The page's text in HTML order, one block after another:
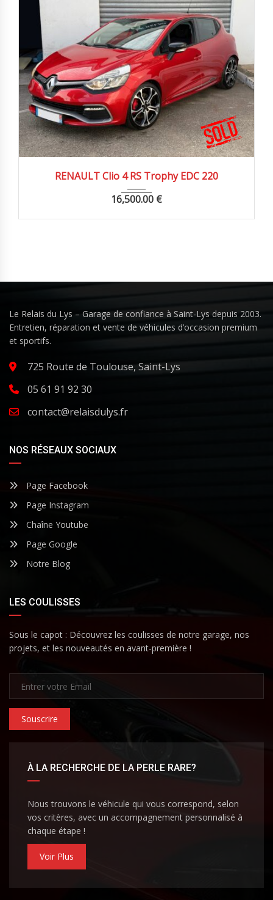
RENAULT Clio 4 RS Trophy EDC 220
16,500.00 €
Le Relais du Lys – Garage de confiance à Saint-Lys depuis 2003.
Entretien, réparation et vente de véhicules d’occasion premium
et sportifs.
725 Route de Toulouse, Saint-Lys
05 61 91 92 30
contact@relaisdulys.fr
NOS RÉSEAUX SOCIAUX
Page Facebook
Page Instagram
Chaîne Youtube
Page Google
Notre Blog
LES COULISSES
Sous le capot : Découvrez les coulisses de notre garage, nos
projets, et les nouveautés en avant-première !
Souscrire
À LA RECHERCHE DE LA PERLE RARE?
Nous trouvons le véhicule qui vous correspond, selon
vos critères, avec un accompagnement personnalisé à
chaque étape !
Voir Plus